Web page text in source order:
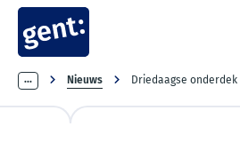
Kruimelpad
... Nieuws Driedaagse onderdek